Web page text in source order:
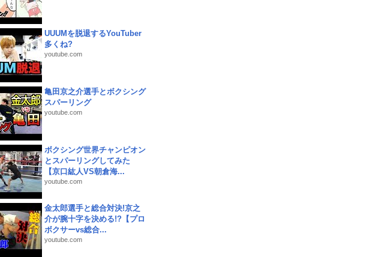
UUUMを脱退するYouTuber
多くね?
youtube.com
亀田京之介選手とボクシング
スパーリング
youtube.com
ボクシング世界チャンピオン
とスパーリングしてみた
【京口紘人VS朝倉海...
youtube.com
金太郎選手と総合対決!京之
介が腕十字を決める!?【プロ
ボクサーvs総合...
youtube.com